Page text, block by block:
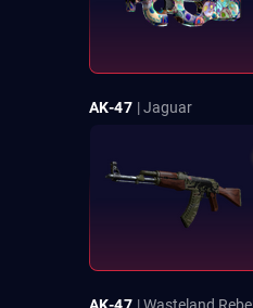
AK-47 | Jaguar